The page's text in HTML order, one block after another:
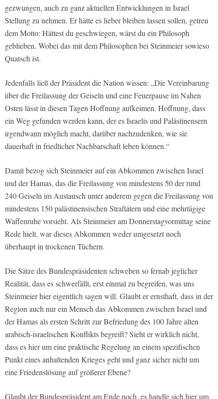
gezwungen, auch zu ganz aktuellen Entwicklungen in Israel
Stellung zu nehmen. Er hätte es lieber bleiben lassen sollen, getreu
dem Motto: Hättest du geschwiegen, wärst du ein Philosoph
geblieben. Wobei das mit dem Philosophen bei Steinmeier sowieso
Quatsch ist.
Jedenfalls ließ der Präsident die Nation wissen: „Die Vereinbarung
über die Freilassung der Geiseln und eine Feuerpause im Nahen
Osten lässt in diesen Tagen Hoffnung aufkeimen. Hoffnung, dass
ein Weg gefunden werden kann, der es Israelis und Palästinensern
irgendwann möglich macht, darüber nachzudenken, wie sie
dauerhaft in friedlicher Nachbarschaft leben können.“
Damit bezog sich Steinmeier auf ein Abkommen zwischen Israel
und der Hamas, das die Freilassung von mindestens 50 der rund
240 Geiseln im Austausch unter anderem gegen die Freilassung von
mindestens 150 palästinensischen Straftätern und eine mehrtägige
Waffenruhe vorsieht. Als Steinmeier am Donnerstagvormittag seine
Rede hielt, war dieses Abkommen weder umgesetzt noch
überhaupt in trockenen Tüchern.
Die Sätze des Bundespräsidenten schweben so fernab jeglicher
Realität, dass es schwerfällt, erst einmal zu begreifen, was uns
Steinmeier hier eigentlich sagen will. Glaubt er ernsthaft, dass in der
Region auch nur ein Mensch das Abkommen zwischen Israel und
der Hamas als ersten Schritt zur Befriedung des 100 Jahre alten
arabisch-israelischen Konflikts begreift? Sieht er wirklich nicht,
dass es hier um eine praktische Regelung an einem spezifischen
Punkt eines anhaltenden Krieges geht und ganz sicher nicht um
eine Friedenslösung auf größerer Ebene?
Glaubt der Bundespräsident am Ende noch, es handle sich hier um